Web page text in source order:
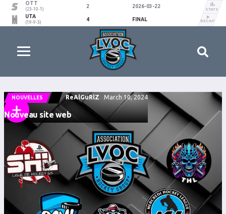
OTT
(23-10-1)
UTA
(19-9-3)
2
4
2026-03-22
FINAL
STATS
RECAP
NOUVELLES ReAlGuRlZ March 10, 2024
Nouveau site web